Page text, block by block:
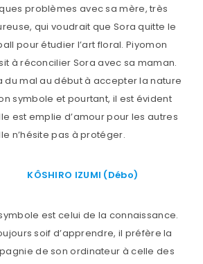
problèmes avec sa mère, très
qui voudrait que Sora quitte le
pour étudier l’art floral. Piyomon
à réconcilier Sora avec sa maman.
du mal au début à accepter la nature
symbole et pourtant, il est évident
est emplie d’amour pour les autres
n’hésite pas à protéger.
KÔSHIRO IZUMI (Débo)
est celui de la connaissance.
soif d’apprendre, il préfère la
de son ordinateur à celle des